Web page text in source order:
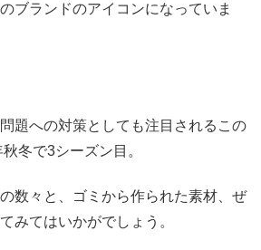
ブランドのアイコンになっていま
題への対策としても注目されるこの
冬で3シーズン目。
数々と、ゴミから作られた素材、ぜ
みてはいかがでしょう。